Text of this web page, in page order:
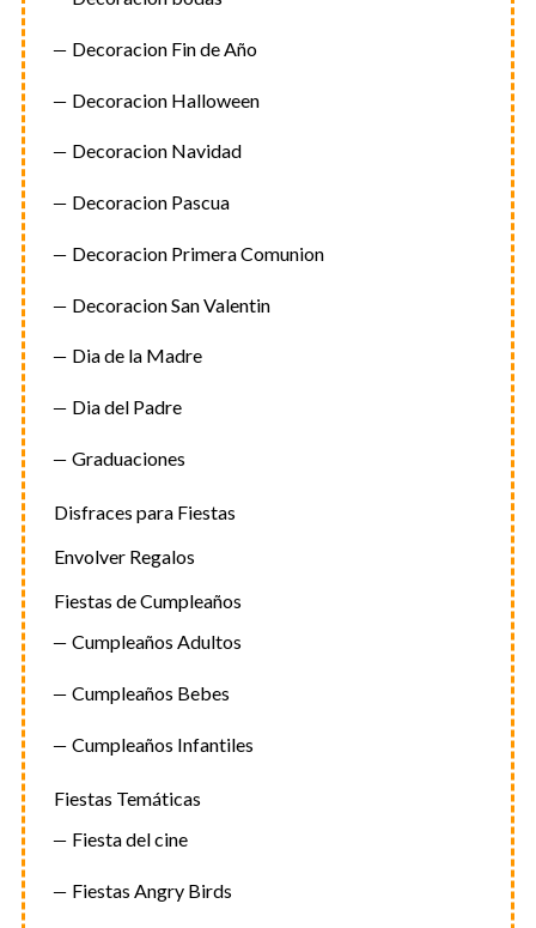
Decoracion Fin de Año
Decoracion Halloween
Decoracion Navidad
Decoracion Pascua
Decoracion Primera Comunion
Decoracion San Valentin
Dia de la Madre
Dia del Padre
Graduaciones
Disfraces para Fiestas
Envolver Regalos
Fiestas de Cumpleaños
Cumpleaños Adultos
Cumpleaños Bebes
Cumpleaños Infantiles
Fiestas Temáticas
Fiesta del cine
Fiestas Angry Birds